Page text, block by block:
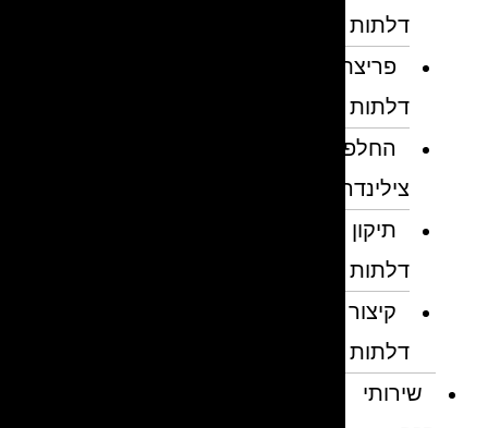
דלתות
פריצת
דלתות
החלפת
צילינדרים
תיקון
דלתות
קיצור
דלתות
שירותי